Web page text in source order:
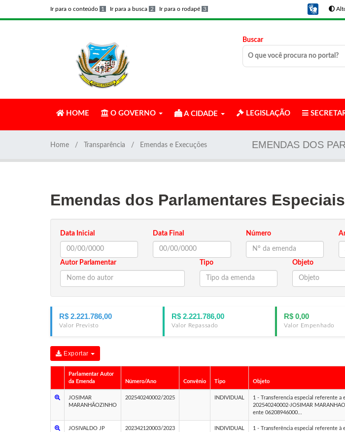
Ir para o conteúdo 1 Ir para a busca 2 Ir para o rodapé 3
Buscar
HOME O GOVERNO A CIDADE LEGISLAÇÃO
EMENDAS DOS
Home Transparência Emendas e Execuções
Emendas dos Parlamentares Especiais
Data Inicial Data Final Número
Autor Parlamentar Tipo Objeto
R$ 2.221.786,00
Valor Previsto
R$ 2.221.786,00
Valor Repassado
R$ 0,00
Valor Empenhado
Exportar
Parlamentar Autor
da Emenda
Número/Ano Convênio Tipo Objeto
JOSIMAR
MARANHÃOZINHO
202540240002/2025 INDIVIDUAL
1 - Transferencia especial referente a
202540240002-JOSIMAR
ente 06208946000...
JOSIVALDO JP 202342120003/2023 INDIVIDUAL
1 - Transferência especial referente à